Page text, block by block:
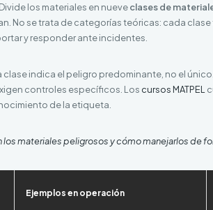
los materiales en nueveclases de
No se trata de categorías teóricas: cada
y responder ante incidentes.
clase indica el peligro predominante, no el
controles específicos. Los cursos MATPEL
de la etiqueta.
los materiales peligrosos y cómo manejarlos de
Ejemplos en operación